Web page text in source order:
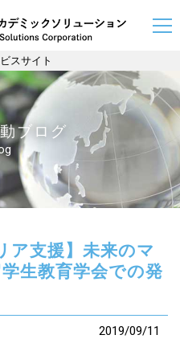
スサイト
ブログ
ア支援】未来のマ
生教育学会での発
2019/09/11